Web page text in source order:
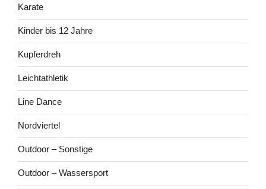
Karate
Kinder bis 12 Jahre
Kupferdreh
Leichtathletik
Line Dance
Nordviertel
Outdoor – Sonstige
Outdoor – Wassersport